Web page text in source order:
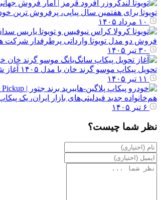
تویوتا برای هفتمین سال پیاپی، پرفروش ترین
فروش دو مدل تویوتا وارداتی پرطرفدار شرکت هما
تحویل پیکاپ موسو گرند خان با مدل ۱۴۰۵ آغاز شد
هم‌خانواده جدید فیدلیتی‌های بازار ایران، یک
نظر شما چیست؟